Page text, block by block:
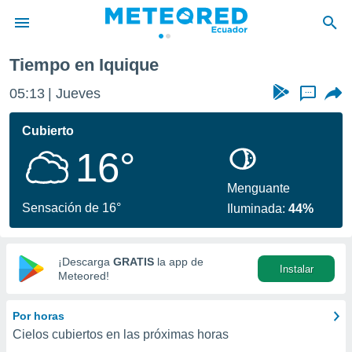
de
ha
que se
calidad.
a este
las
y
digital
basada
Tiempo en Iquique
05:13 Jueves ...
Cubierto
16°
Sensación de 16°
Menguante
Iluminada:44%
¡Descarga GRATIS la app de
Meteored!
Instalar
Por horas
Cielos cubiertos en las próximas horas